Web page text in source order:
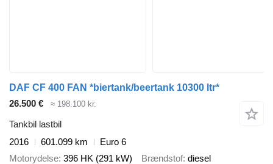
DAF CF 400 FAN *biertank/beertank 10300 ltr*
26.500 €
≈ 198.100 kr.
Tankbil lastbil
2016
601.099 km
Euro 6
Motorydelse 396 HK (291 kW) Brændstof diesel